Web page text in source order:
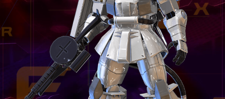
TECHNIQUE
GLOSSARY
用語集
BUTTON PLACEMENT
ゲームパッドボタン配置
TWITTER
ツイッター
YOUTUBE
ユーチューブ